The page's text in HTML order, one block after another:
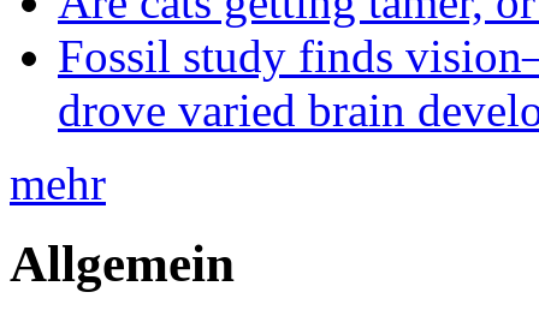
Fossil study finds
drove varied brain
mehr
Allgemein